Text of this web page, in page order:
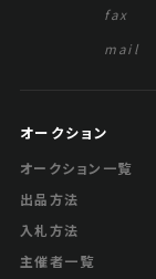
fax
mail
オークション
オークション一覧
出品方法
入札方法
主催者一覧